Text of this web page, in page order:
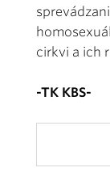
cirkvi a ich
-TK KBS-